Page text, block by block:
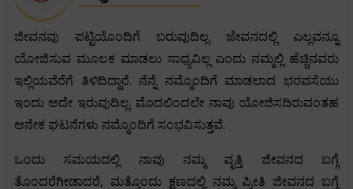
ಜೀವನವು ಪಟ್ಟಿಯೊಂದಿಗೆ ಬರುವುದಿಲ್ಲ. ಜೇವನದಲ್ಲಿ ಎಲ್ಲವನ್ನೂ
ಯೋಜಿಸುವ ಮೂಲಕ ಮಾಡಲು ಸಾಧ್ಯವಿಲ್ಲ ಎಂದು ನಮ್ಮಲ್ಲಿ ಹೆಚ್ಚಿನವರು
ಇಲ್ಲಿಯವೆರೆಗೆ ತಿಳಿದಿದ್ದಾರೆ. ನೆನ್ನೆ ನಮ್ಮೊಂದಿಗೆ ಮಾಡಲಾದ ಭರವಸೆಯು
ಇಂದು ಅದೇ ಇರುವುದಿಲ್ಲ. ಮೊದಲಿಂದಲೇ ನಾವು ಯೋಜಿಸದಿರುವಂತಹ
ಅನೇಕ ಘಟನೆಗಳು ನಮ್ಮೊಂದಿಗೆ ಸಂಭವಿಸುತ್ತವೆ.
ಒಂದು ಸಮಯದಲ್ಲಿ ನಾವು ನಮ್ಮ ವೃತ್ತಿ ಜೀವನದ ಬಗ್ಗೆ
ತೊಂದರೆಗೀಡಾದರೆ, ಮತ್ತೊಂದು ಕ್ಷಣದಲ್ಲಿ ನಮ್ಮ ಪ್ರೀತಿ ಜೀವನದ ಬಗ್ಗೆ